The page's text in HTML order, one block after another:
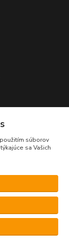
súborov
sa Vašich